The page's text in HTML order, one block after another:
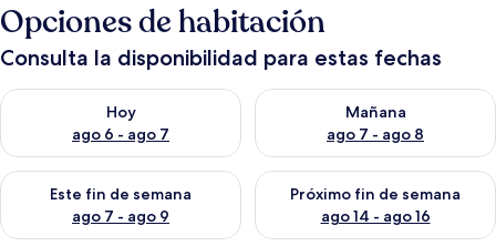
Opciones de habitación
Consulta la disponibilidad para estas fechas
Hoy
ago 6 - ago 7
Consulta la disponibilidad para hoy ago 6 - ago 7
Mañana
ago 7 - ago 8
Consulta la disponibilidad
Este fin de semana
ago 7 - ago 9
Consulta la disponibilidad para este fin de semana ago 7 -
Próximo fin de semana
ago 14 - ago 16
Consulta la disponibilidad